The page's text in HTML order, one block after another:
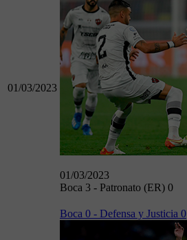
01/03/2023
01/03/2023
Boca 3 - Patronato (ER) 0
Boca 0 - Defensa y Justicia 0